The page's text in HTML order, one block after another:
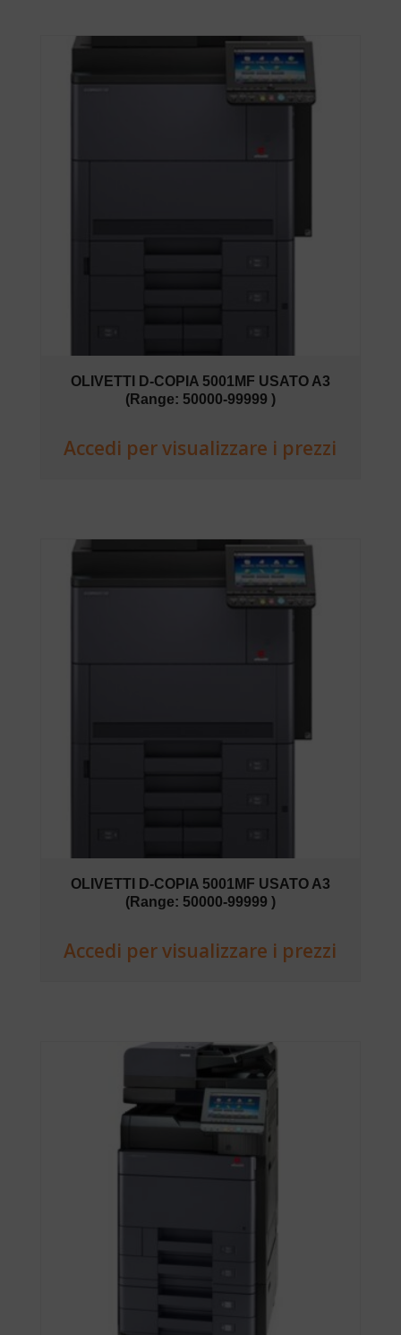
OLIVETTI D-COPIA 5001MF USATO A3
(Range: 50000-99999 )
Accedi per visualizzare i prezzi
OLIVETTI D-COPIA 5001MF USATO A3
(Range: 50000-99999 )
Accedi per visualizzare i prezzi